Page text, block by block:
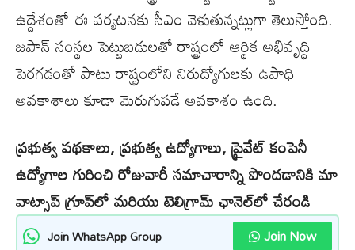
ఉద్దేశంతో ఈ పర్యటనకు సీఎం వెళుతున్నట్లుగా తెలుస్తోంది.
జపాన్ సంస్థల పెట్టుబడులతో రాష్ట్రంలో ఆర్థిక అభివృద్ధి
పెరగడంతో పాటు రాష్ట్రంలోని నిరుద్యోగులకు ఉపాధి
అవకాశాలు కూడా మెరుగుపడే అవకాశం ఉంది.
ప్రభుత్వ పథకాలు, ప్రభుత్వ ఉద్యోగాలు, ప్రైవేట్ కంపెనీ
ఉద్యోగాల గురించి రోజువారీ సమాచారాన్ని పొందడానికి మా
వాట్సాప్ గ్రూప్‌లో మరియు టెలిగ్రామ్ ఛానెల్‌లో చేరండి
Join WhatsApp Group Join Now